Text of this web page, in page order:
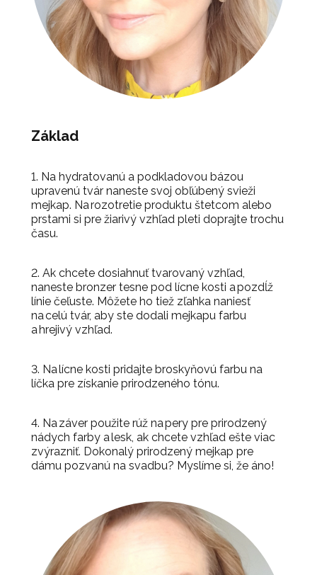
Základ
1. Na hydratovanú a podkladovou bázou
upravenú tvár naneste svoj obľúbený svieži
mejkap. Na rozotretie produktu štetcom alebo
prstami si pre žiarivý vzhľad pleti doprajte trochu
času.
2. Ak chcete dosiahnuť tvarovaný vzhľad,
naneste bronzer tesne pod lícne kosti a pozdĺž
línie čeľuste. Môžete ho tiež zľahka naniesť
na celú tvár, aby ste dodali mejkapu farbu
a hrejivý vzhľad.
3. Na lícne kosti pridajte broskyňovú farbu na
líčka pre získanie prirodzeného tónu.
4. Na záver použite rúž na pery pre prirodzený
nádych farby a lesk, ak chcete vzhľad ešte viac
zvýrazniť. Dokonalý prirodzený mejkap pre
dámu pozvanú na svadbu? Myslíme si, že áno!